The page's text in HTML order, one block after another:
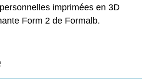
imprimées en 3D
Form 2 de Formalb.